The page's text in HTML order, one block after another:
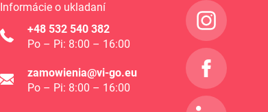
Informácie o ukladaní
+48 532 540 382
Po – Pi: 8:00 – 16:00
zamowienia@vi-go.eu
Po – Pi: 8:00 – 16:00